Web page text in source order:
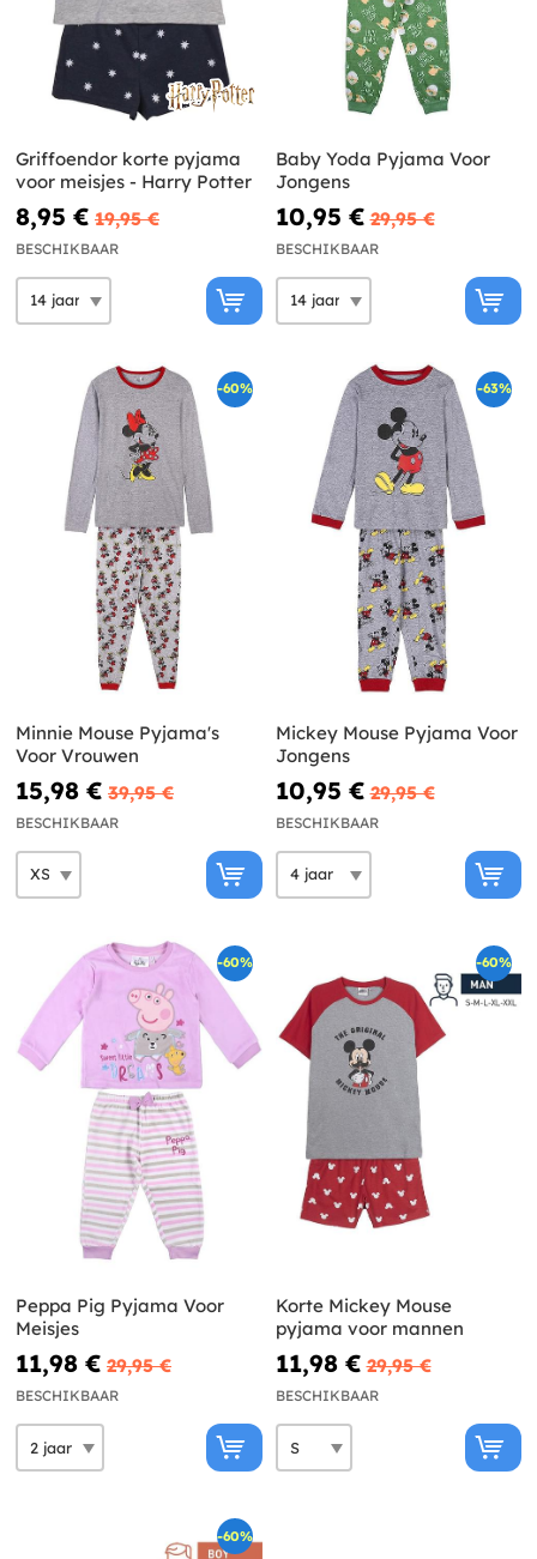
Griffoendor korte pyjama
voor meisjes - Harry Potter
8,95 € 19,95 €
BESCHIKBAAR
Baby Yoda Pyjama Voor
Jongens
10,95 € 29,95 €
BESCHIKBAAR
-60%
Minnie Mouse Pyjama's
Voor Vrouwen
15,98 € 39,95 €
BESCHIKBAAR
-63%
Mickey Mouse Pyjama Voor
Jongens
10,95 € 29,95 €
BESCHIKBAAR
-60%
Peppa Pig Pyjama Voor
Meisjes
11,98 € 29,95 €
BESCHIKBAAR
-60%
Korte Mickey Mouse
pyjama voor mannen
11,98 € 29,95 €
BESCHIKBAAR
-60%